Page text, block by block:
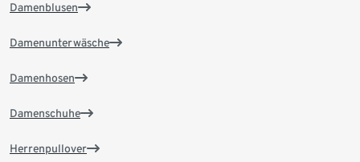
Damenblusen
Damenunterwäsche
Damenhosen
Damenschuhe
Herrenpullover